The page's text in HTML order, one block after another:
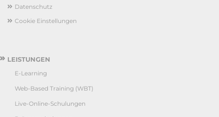
Datenschutz
Cookie Einstellungen
LEISTUNGEN
E-Learning
Web-Based Training (WBT)
Live-Online-Schulungen